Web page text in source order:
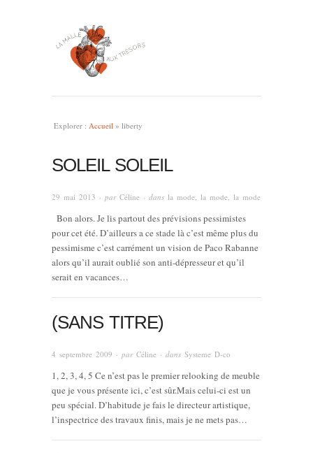
Explorer : Accueil » liberty
SOLEIL SOLEIL
29 mai 2013 · par Céline · dans la mode, la mode, la mode
Bon alors. Je lis partout des prévisions pessimistes
pour cet été. D’ailleurs a ce stade là c’est même plus du
pessimisme c’est carrément un vision de Paco Rabanne
alors qu’il aurait oublié son anti-dépresseur et qu’il
serait en vacances…
(SANS TITRE)
4 septembre 2009 · par Céline · dans Systeme D-co
1, 2, 3, 4, 5 Ce n’est pas le premier relooking de meuble
que je vous présente ici, c’est sûr.Mais celui-ci est un
peu spécial. D’habitude je fais le directeur artistique,
l’inspectrice des travaux finis, mais je ne mets pas…